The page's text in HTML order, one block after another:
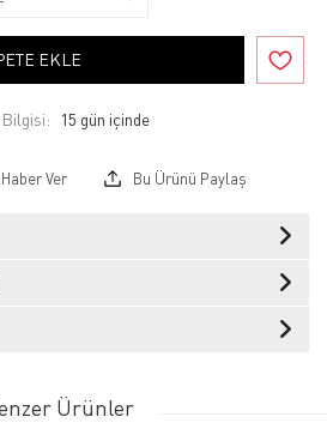
EKLE
Bilgisi:
Ver Bu Ürünü Paylaş
Ürünler